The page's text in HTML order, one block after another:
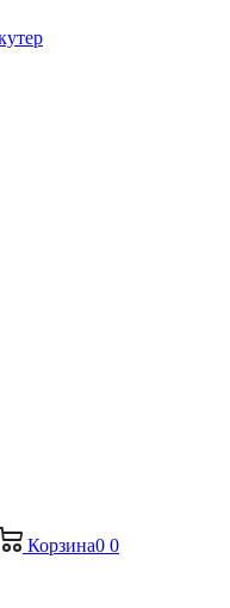
Корзина0 0